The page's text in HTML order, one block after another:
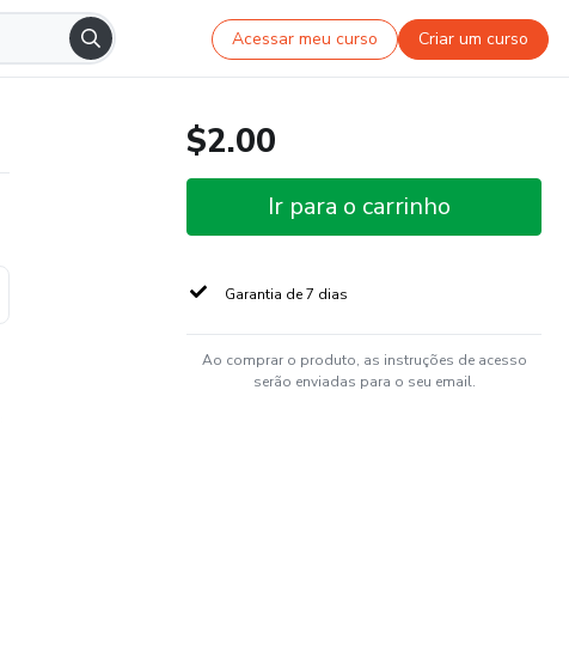
Acessar meu curso Criar um curso
$2.00
Ir para o carrinho
Garantia de 7 dias
Ao comprar o produto, as instruções de acesso
serão enviadas para o seu email.